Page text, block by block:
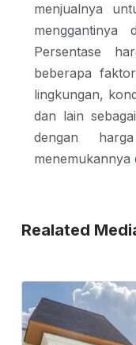
menjualnya
menggantinya
Persentase
beberapa
lingkungan,
dan lain
dengan
menemukannya
Realated